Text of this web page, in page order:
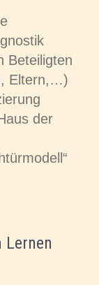
Beteiligten
Eltern,…)
der